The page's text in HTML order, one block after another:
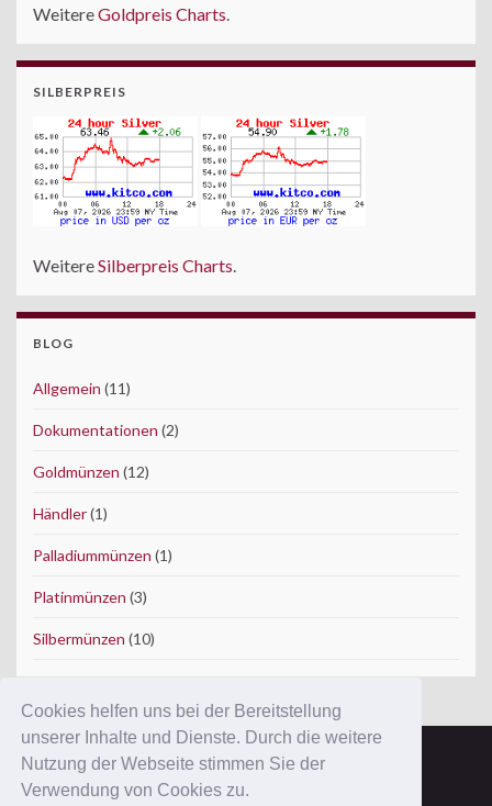
Cookies helfen uns bei der Bereitstellung
unserer Inhalte und Dienste. Durch die weitere
Nutzung der Webseite stimmen Sie der
Verwendung von Cookies zu.
WeitereGoldpreis Charts.
SILBERPREIS
WeitereSilberpreis Charts.
BLOG
Allgemein (11)
Dokumentationen (2)
Goldmünzen (12)
Händler(1)
Palladiummünzen (1)
Platinmünzen (3)
Silbermünzen (10)
Copyright © 2012 ConWeSo GmbH.
Ausgewiesene Marken gehören ihren Eigentümern.